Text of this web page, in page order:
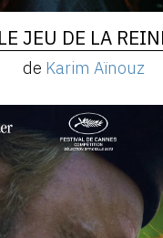
LE JEU DE LA
de Karim Aïnouz